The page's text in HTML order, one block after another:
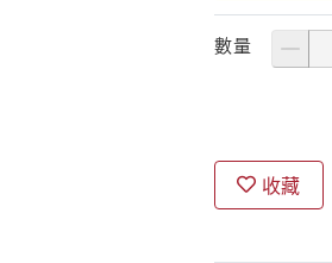
數量
收藏